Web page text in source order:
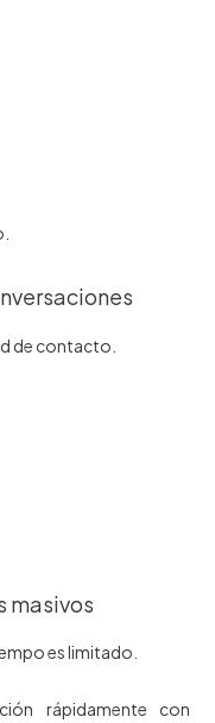
de contacto.
masivos
es limitado.
rápidamente con